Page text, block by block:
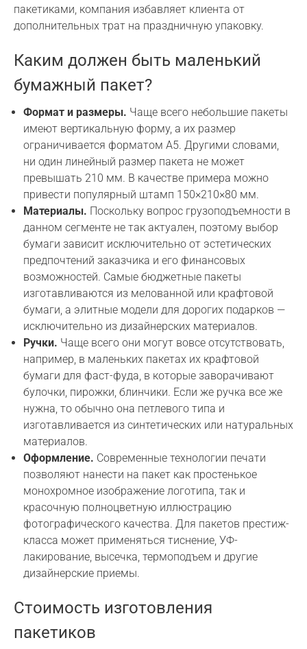
пакетиками, компания избавляет клиента от
дополнительных трат на праздничную упаковку.
Каким должен быть маленький
бумажный пакет?
Формат и размеры. Чаще всего небольшие пакеты
имеют вертикальную форму, а их размер
ограничивается форматом А5. Другими словами,
ни один линейный размер пакета не может
превышать 210 мм. В качестве примера можно
привести популярный штамп 150×210×80 мм.
Материалы. Поскольку вопрос грузоподъемности в
данном сегменте не так актуален, поэтому выбор
бумаги зависит исключительно от эстетических
предпочтений заказчика и его финансовых
возможностей. Самые бюджетные пакеты
изготавливаются из мелованной или крафтовой
бумаги, а элитные модели для дорогих подарков —
исключительно из дизайнерских материалов.
Ручки. Чаще всего они могут вовсе отсутствовать,
например, в маленьких пакетах их крафтовой
бумаги для фаст-фуда, в которые заворачивают
булочки, пирожки, блинчики. Если же ручка все же
нужна, то обычно она петлевого типа и
изготавливается из синтетических или натуральных
материалов.
Оформление. Современные технологии печати
позволяют нанести на пакет как простенькое
монохромное изображение логотипа, так и
красочную полноцветную иллюстрацию
фотографического качества. Для пакетов престиж-
класса может применяться тиснение, УФ-
лакирование, высечка, термоподъем и другие
дизайнерские приемы.
Стоимость изготовления
пакетиков